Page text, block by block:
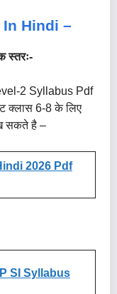
In Hindi –
स्तरः-
2 Syllabus Pdf
क्लास 6-8 के लिए
सकते है –
2026 Pdf
SI Syllabus